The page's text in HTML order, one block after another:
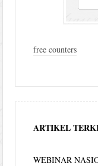
free counters
ARTIKEL
WEBINAR